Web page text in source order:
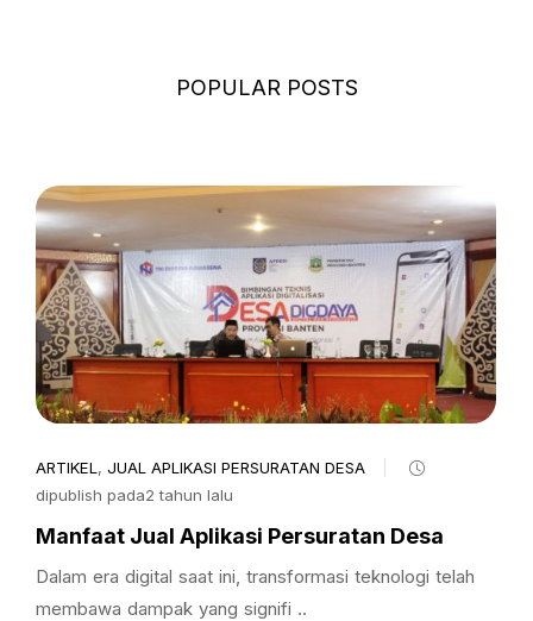
POPULAR POSTS
ARTIKEL , JUAL APLIKASI PERSURATAN DESA
dipublish pada2 tahun lalu
Manfaat Jual Aplikasi Persuratan Desa
Dalam era digital saat ini, transformasi teknologi telah
membawa dampak yang signifi ..